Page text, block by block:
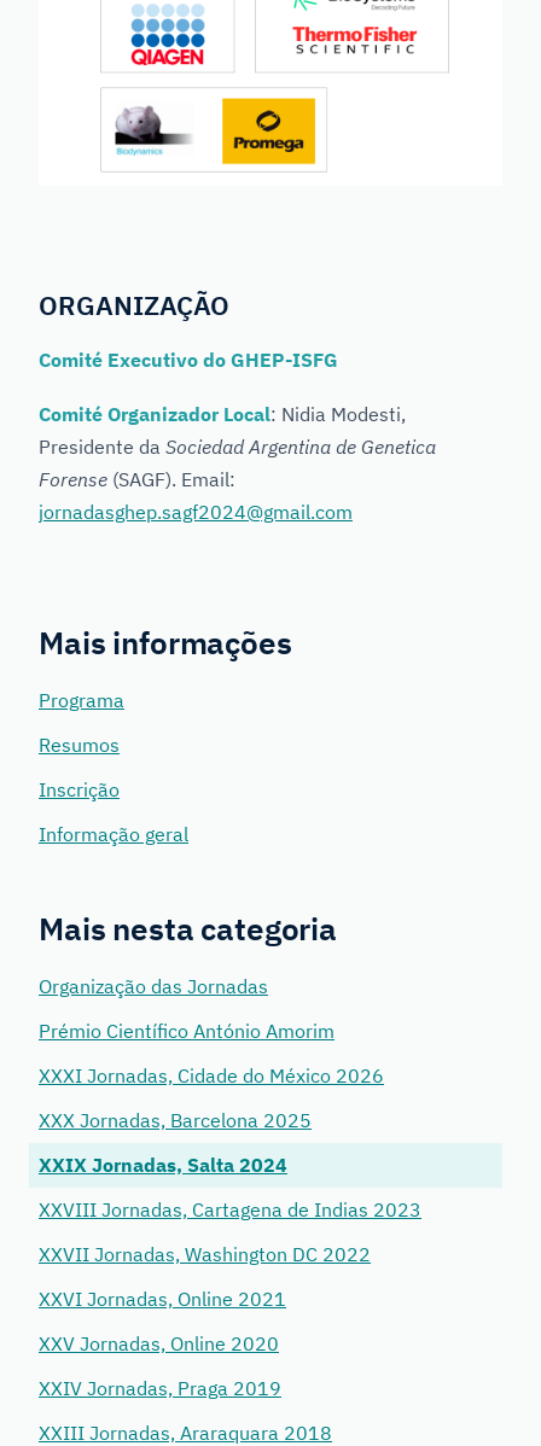
ORGANIZAÇÃO
Comité Executivo do GHEP-ISFG
Comité Organizador Local: Nidia Modesti,
Presidente da Sociedad Argentina de Genetica
Forense (SAGF). Email:
jornadasghep.sagf2024@gmail.com
Mais informações
Programa
Resumos
Inscrição
Informação geral
Mais nesta categoria
Organização das Jornadas
Prémio Científico António Amorim
XXXI Jornadas, Cidade do México 2026
XXX Jornadas, Barcelona 2025
XXIX Jornadas, Salta 2024
XXVIII Jornadas, Cartagena de Indias 2023
XXVII Jornadas, Washington DC 2022
XXVI Jornadas, Online 2021
XXV Jornadas, Online 2020
XXIV Jornadas, Praga 2019
XXIII Jornadas, Araraquara 2018